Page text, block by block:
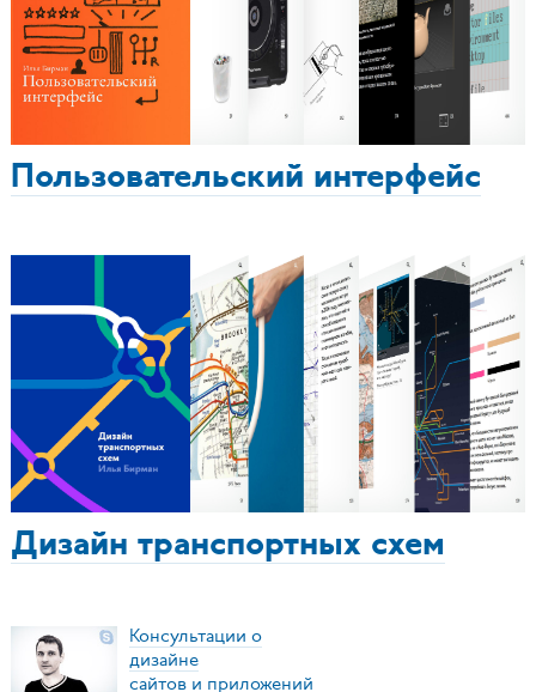
Пользовательский интерфейс
Дизайн транспортных схем
Консультации о
дизайне
сайтов и приложений